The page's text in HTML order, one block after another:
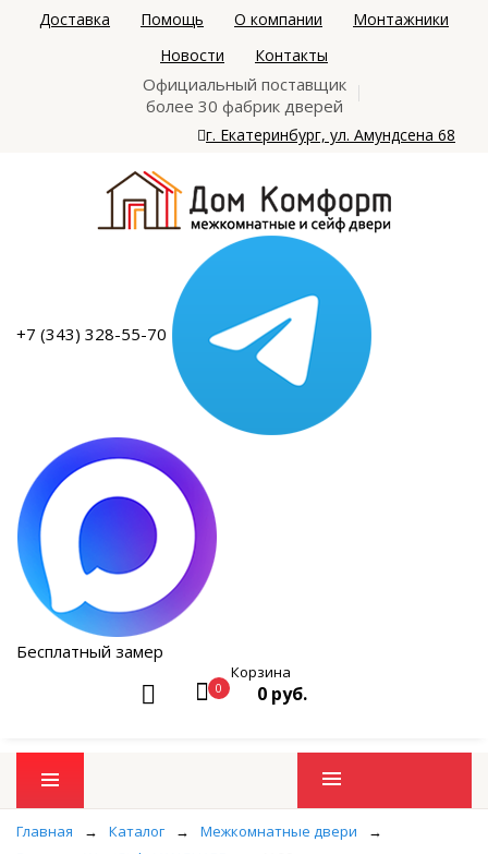
Доставка Помощь О компании
Монтажники
Новости
Контакты
Официальный поставщик
более 30 фабрик дверей
г. Екатеринбург, ул. Амундсена 68
+7 (343) 328-55-70
Бесплатный замер
0
Корзина
0 руб.
Промо товары
Главная → Каталог → Межкомнатные двери
→